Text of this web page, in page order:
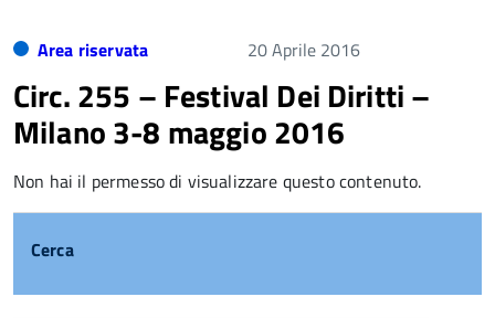
Area riservata 20 Aprile 2016
Circ. 255 – Festival Dei Diritti –
Milano 3-8 maggio 2016
Non hai il permesso di visualizzare questo contenuto.
Cerca